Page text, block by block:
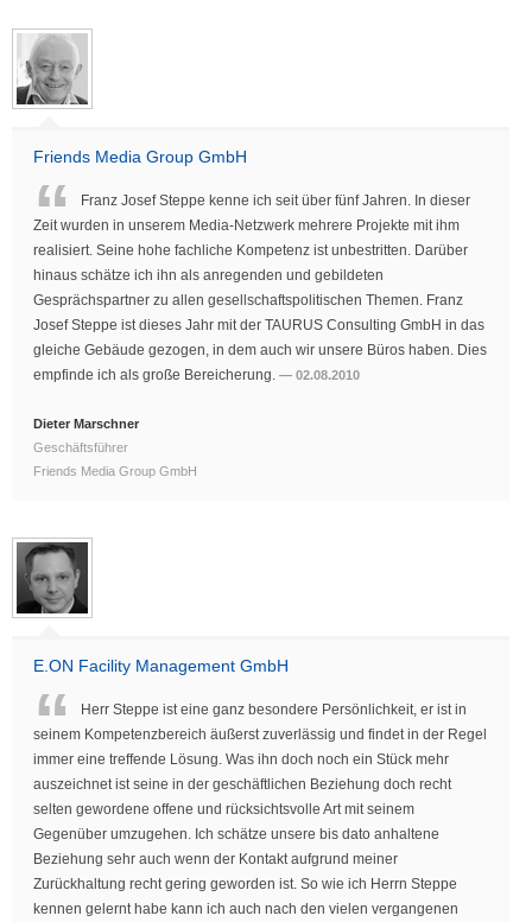
Friends Media Group GmbH
Franz Josef Steppe kenne ich seit über fünf Jahren. In dieser
Zeit wurden in unserem Media-Netzwerk mehrere Projekte mit ihm
realisiert. Seine hohe fachliche Kompetenz ist unbestritten. Darüber
hinaus schätze ich ihn als anregenden und gebildeten
Gesprächspartner zu allen gesellschaftspolitischen Themen. Franz
Josef Steppe ist dieses Jahr mit der TAURUS Consulting GmbH in das
gleiche Gebäude gezogen, in dem auch wir unsere Büros haben. Dies
empfinde ich als große Bereicherung.
02.08.2010
Dieter Marschner
Geschäftsführer
Friends Media Group GmbH
E.ON Facility Management GmbH
Herr Steppe ist eine ganz besondere Persönlichkeit, er ist in
seinem Kompetenzbereich äußerst zuverlässig und findet in der Regel
immer eine treffende Lösung. Was ihn doch noch ein Stück mehr
auszeichnet ist seine in der geschäftlichen Beziehung doch recht
selten gewordene offene und rücksichtsvolle Art mit seinem
Gegenüber umzugehen. Ich schätze unsere bis dato anhaltene
Beziehung sehr auch wenn der Kontakt aufgrund meiner
Zurückhaltung recht gering geworden ist. So wie ich Herrn Steppe
kennen gelernt habe kann ich auch nach den vielen vergangenen